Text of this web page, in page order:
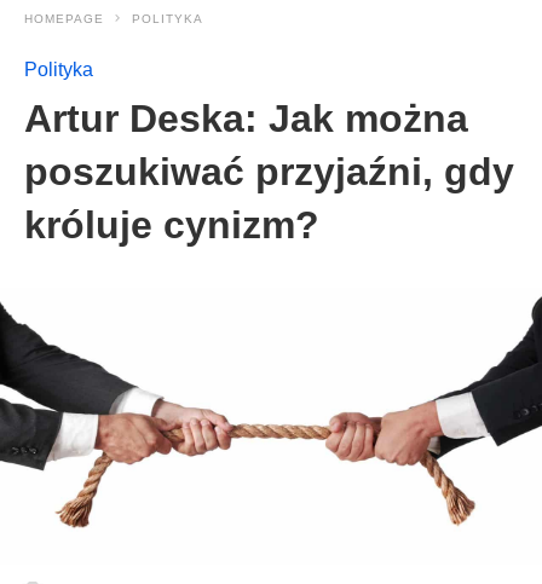
HOMEPAGE POLITYKA
Polityka
Artur Deska: Jak można
poszukiwać przyjaźni, gdy
króluje cynizm?